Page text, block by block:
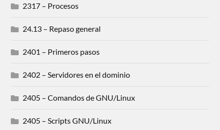
2317 – Procesos
24.13 – Repaso general
2401 – Primeros pasos
2402 – Servidores en el dominio
2405 – Comandos de GNU/Linux
2405 – Scripts GNU/Linux